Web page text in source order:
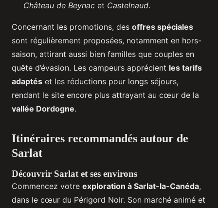
Château de Beynac et Castelnaud.
Concernant les promotions, des offres spéciales
sont régulièrement proposées, notamment en hors-
saison, attirant aussi bien familles que couples en
quête d’évasion. Les campeurs apprécient les tarifs
adaptés et les réductions pour longs séjours,
rendant le site encore plus attrayant au cœur de la
vallée Dordogne.
Itinéraires recommandés autour de
Sarlat
Découvrir Sarlat et ses environs
Commencez votre exploration à Sarlat-la-Canéda,
dans le cœur du Périgord Noir. Son marché animé et